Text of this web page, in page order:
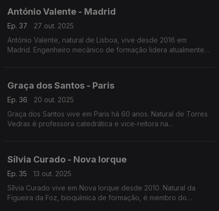
António Valente - Madrid
Ep. 37
27 out. 2025
António Valente, natural de Lisboa, vive desde 2016 em
Madrid. Engenheiro mecânico de formação lidera atualmente
Graça dos Santos - Paris
Ep. 36
20 out. 2025
Graça dos Santos vive em Paris há 60 anos. Natural de Torres
Vedras é professora catedrática e vice-reitora na
Sílvia Curado - Nova Iorque
Ep. 35
13 out. 2025
Sílvia Curado vive em Nova Iorque desde 2010. Natural da
Figueira da Foz, bioquímica de formação, é membro do